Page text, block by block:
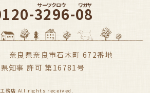
3296-08
サーツクロウ ワガヤ
奈良県奈良市石木町 672番地
知事 許可 第16781号
工務店 All rights received.